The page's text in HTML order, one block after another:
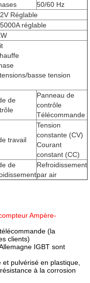
50/60 Hz
Réglable
réglable
basse tension
de
Panneau de
contrôle
Télécommande
travail
Tension
constante (CV)
Courant
constant (CC)
de
Refroidissement
par air
Ampère-
(la
clients)
IGBT sont
pulvérisé en plastique,
à la corrosion